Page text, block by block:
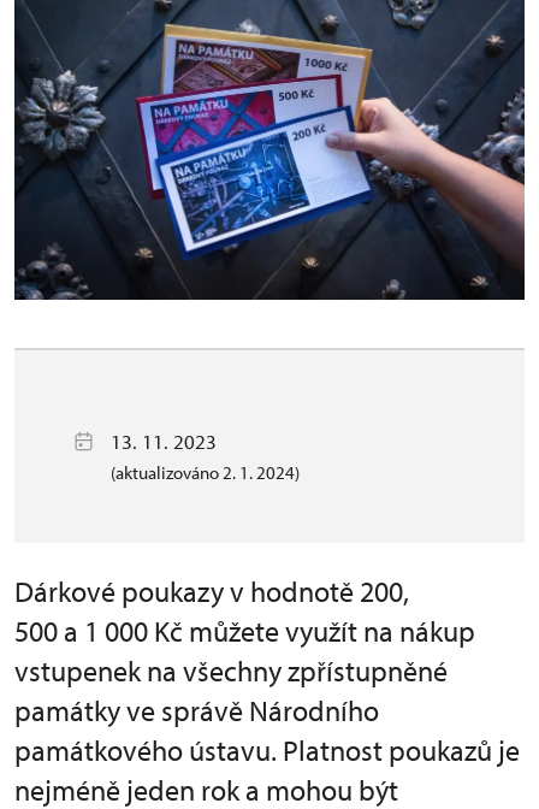
13. 11. 2023
(aktualizováno 2. 1. 2024)
Dárkové poukazy v hodnotě 200,
500 a 1 000 Kč můžete využít na nákup
vstupenek na všechny zpřístupněné
památky ve správě Národního
památkového ústavu. Platnost poukazů je
nejméně jeden rok a mohou být